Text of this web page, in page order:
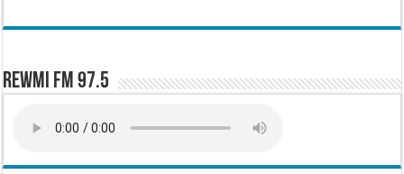
Rewmi FM 97.5